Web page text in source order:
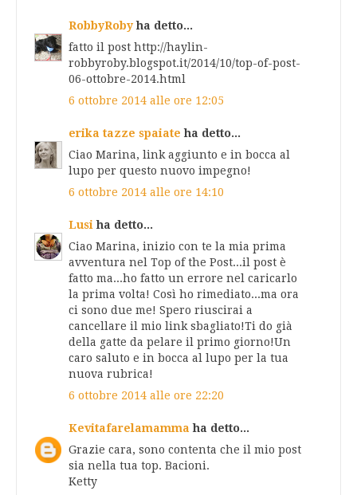
RobbyRobyha detto...
fatto il post http://haylin-
robbyroby.blogspot.it/2014/10/top-of-post-
06-ottobre-2014.html
6 ottobre 2014 alle ore 12:05
erika tazze spaiate ha detto...
Ciao Marina, link aggiunto e in bocca al
lupo per questo nuovo impegno!
6 ottobre 2014 alle ore 14:10
Lusi ha detto...
Ciao Marina, inizio con te la mia prima
avventura nel Top of the Post...il post è
fatto ma...ho fatto un errore nel caricarlo
la prima volta! Così ho rimediato...ma ora
ci sono due me! Spero riuscirai a
cancellare il mio link sbagliato!Ti do già
della gatte da pelare il primo giorno!Un
caro saluto e in bocca al lupo per la tua
nuova rubrica!
6 ottobre 2014 alle ore 22:20
Kevitafarelamamma ha detto...
Grazie cara, sono contenta che il mio post
sia nella tua top. Bacioni.
Ketty